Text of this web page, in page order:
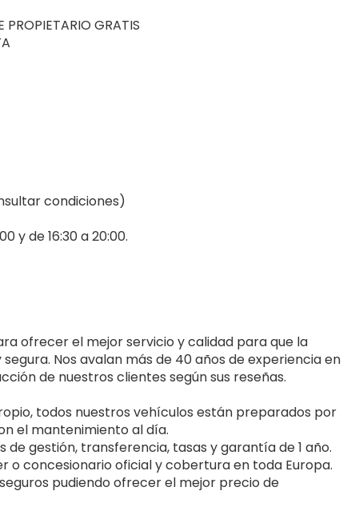
PROPIETARIO GRATIS
condiciones)
y de 16:30 a 20:00.
ofrecer el mejor servicio y calidad para que la
Nos avalan más de 40 años de experiencia en
de nuestros clientes según sus reseñas.
todos nuestros vehículos están preparados por
el mantenimiento al día.
gestión, transferencia, tasas y garantía de 1 año.
concesionario oficial y cobertura en toda Europa.
pudiendo ofrecer el mejor precio de